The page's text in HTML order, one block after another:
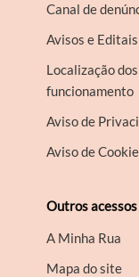
Canal de
Avisos e Editais
Localização
funcionamento
Aviso de
Aviso de
Outros acessos
A Minha Rua
Mapa do site